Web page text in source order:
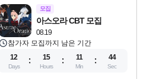
모집
08.19
아스오라 CBT 모집
참가자 모집까지 남은 기간
12
Days
15
Hours
11
Min
43
Sec